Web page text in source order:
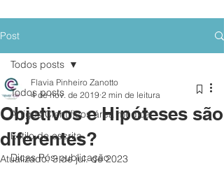
Post
Todos posts
Artigos Científicos área médica
Estilo de escrita
Dicas Pós-publicação
Todos posts
Objetivos e Hipóteses são
diferentes?
Flavia Pinheiro Zanotto
4 de nov. de 2019 2 min de leitura
Atualizado:3 de jul. de 2023